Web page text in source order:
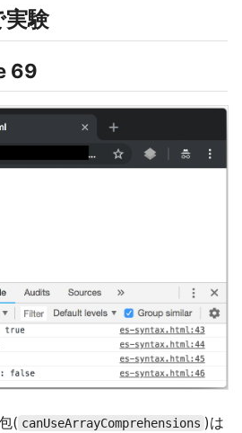
実験
69
( canUseArrayComprehensions )は